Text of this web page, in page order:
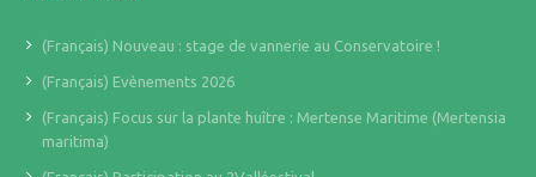
(Français) Nouveau : stage de vannerie au Conservatoire !
(Français) Evènements 2026
(Français) Focus sur la plante huître : Mertense Maritime (Mertensia
maritima)